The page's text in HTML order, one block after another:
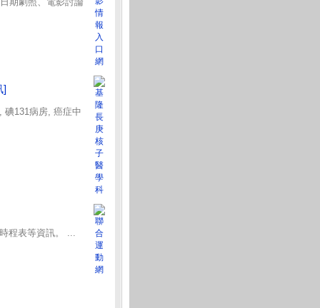
]
碘131病房, 癌症中
程表等資訊。 ...